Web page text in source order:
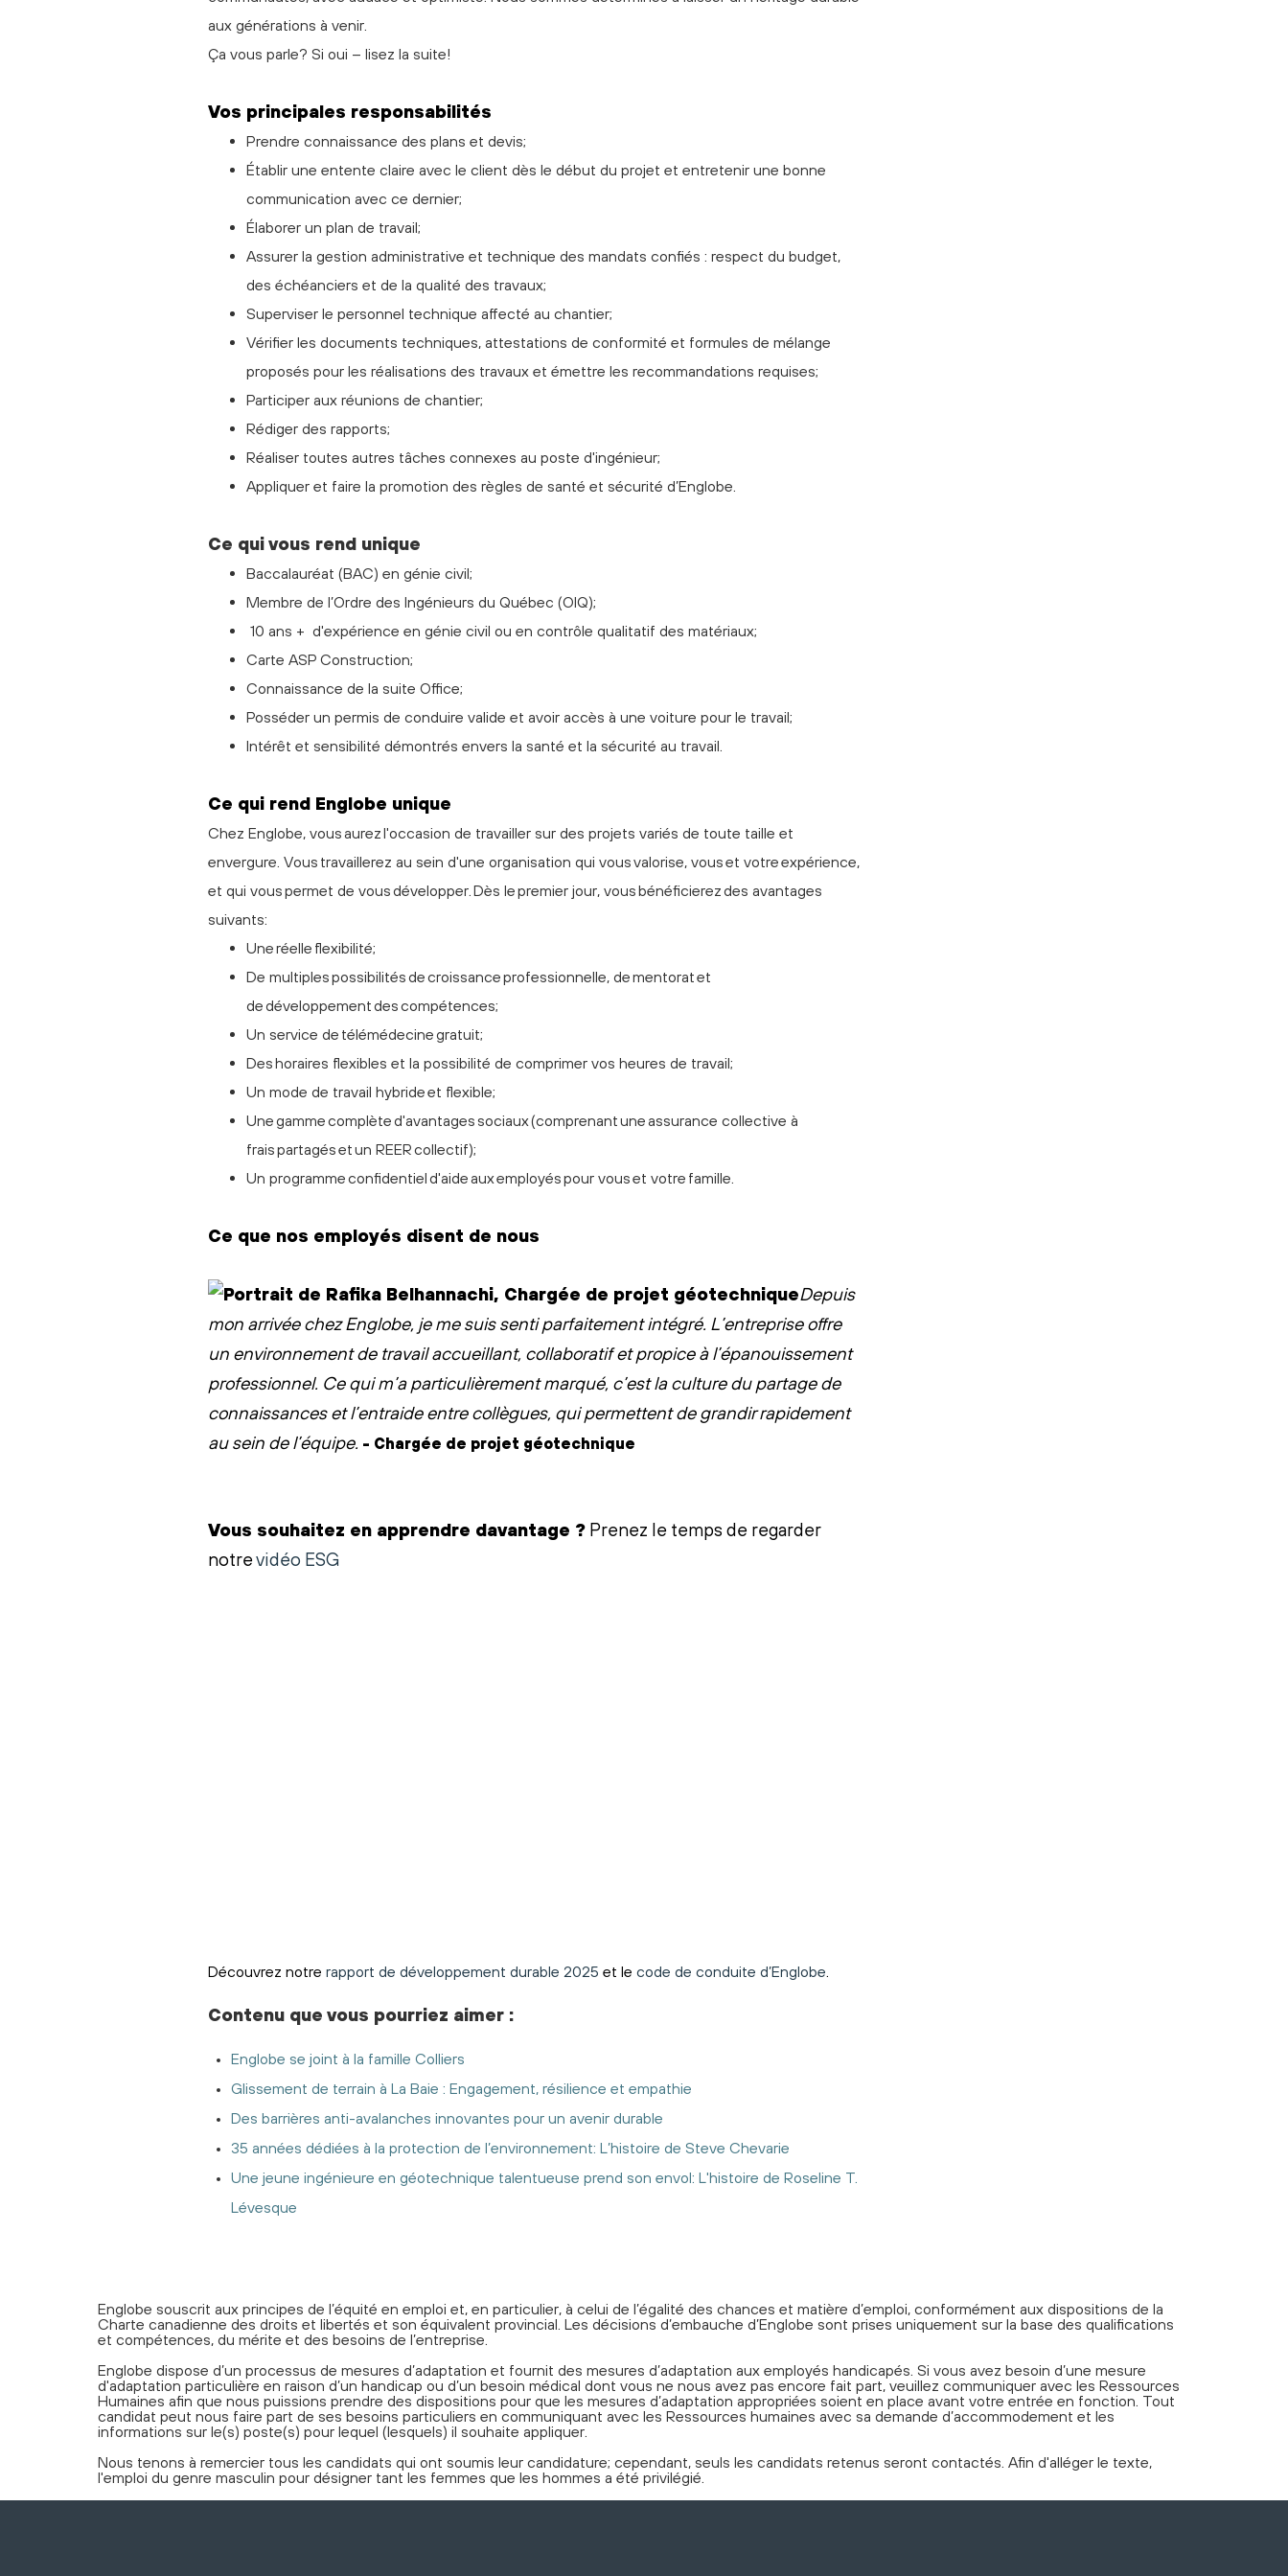
aux générations à venir.
Ça vous parle? Si oui – lisez la suite!
Vos principales responsabilités
Prendre connaissance des plans et devis;
Établir une entente claire avec le client dès le début du projet et entretenir une bonne
communication avec ce dernier;
Élaborer un plan de travail;
Assurer la gestion administrative et technique des mandats confiés : respect du budget,
des échéanciers et de la qualité des travaux;
Superviser le personnel technique affecté au chantier;
Vérifier les documents techniques, attestations de conformité et formules de mélange
proposés pour les réalisations des travaux et émettre les recommandations requises;
Participer aux réunions de chantier;
Rédiger des rapports;
Réaliser toutes autres tâches connexes au poste d'ingénieur;
Appliquer et faire la promotion des règles de santé et sécurité d’Englobe.
Ce qui vous rend unique
Baccalauréat (BAC) en génie civil;
Membre de l’Ordre des Ingénieurs du Québec (OIQ);
10 ans + d'expérience en génie civil ou en contrôle qualitatif des matériaux;
Carte ASP Construction;
Connaissance de la suite Office;
Posséder un permis de conduire valide et avoir accès à une voiture pour le travail;
Intérêt et sensibilité démontrés envers la santé et la sécurité au travail.
Ce qui rend Englobe unique
Chez Englobe, vous aurez l'occasion de travailler sur des projets variés de toute taille et
envergure. Vous travaillerez au sein d'une organisation qui vous valorise, vous et votre expérience,
et qui vous permet de vous développer. Dès le premier jour, vous bénéficierez des avantages
suivants:
Une réelle flexibilité;
De multiples possibilités de croissance professionnelle, de mentorat et
de développement des compétences;
Un service de télémédecine gratuit;
Des horaires flexibles et la possibilité de comprimer vos heures de travail;
Un mode de travail hybride et flexible;
Une gamme complète d'avantages sociaux (comprenant une assurance collective à
frais partagés et un REER collectif);
Un programme confidentiel d'aide aux employés pour vous et votre famille.
Ce que nos employés disent de nous
Depuis
mon arrivée chez Englobe, je me suis senti parfaitement intégré. L’entreprise offre
un environnement de travail accueillant, collaboratif et propice à l’épanouissement
professionnel. Ce qui m’a particulièrement marqué, c’est la culture du partage de
connaissances et l’entraide entre collègues, qui permettent de grandir rapidement
au sein de l’équipe. - Chargée de projet géotechnique
Vous souhaitez en apprendre davantage ? Prenez le temps de regarder
notrevidéo ESG
Découvrez notre rapport de développement durable 2025 et le code de conduite d’Englobe.
Contenu que vous pourriez aimer :
Englobe se joint à la famille Colliers
Glissement de terrain à La Baie : Engagement, résilience et empathie
Des barrières anti-avalanches innovantes pour un avenir durable
35 années dédiées à la protection de l’environnement: L’histoire de Steve Chevarie
Une jeune ingénieure en géotechnique talentueuse prend son envol: L'histoire de Roseline T.
Lévesque
Englobe souscrit aux principes de l’équité en emploi et, en particulier, à celui de l’égalité des chances et matière d’emploi, conformément aux dispositions de la
Charte canadienne des droits et libertés et son équivalent provincial. Les décisions d’embauche d’Englobe sont prises uniquement sur la base des qualifications
et compétences, du mérite et des besoins de l’entreprise.
Englobe dispose d’un processus de mesures d’adaptation et fournit des mesures d’adaptation aux employés handicapés. Si vous avez besoin d’une mesure
d'adaptation particulière en raison d’un handicap ou d’un besoin médical dont vous ne nous avez pas encore fait part, veuillez communiquer avec les Ressources
Humaines afin que nous puissions prendre des dispositions pour que les mesures d’adaptation appropriées soient en place avant votre entrée en fonction. Tout
candidat peut nous faire part de ses besoins particuliers en communiquant avec les Ressources humaines avec sa demande d’accommodement et les
informations sur le(s) poste(s) pour lequel (lesquels) il souhaite appliquer.
Nous tenons à remercier tous les candidats qui ont soumis leur candidature; cependant, seuls les candidats retenus seront contactés. Afin d'alléger le texte,
l'emploi du genre masculin pour désigner tant les femmes que les hommes a été privilégié.